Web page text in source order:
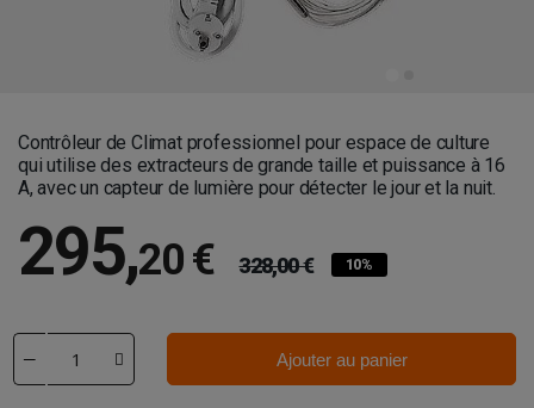
Contrôleur de Climat professionnel pour espace de culture
qui utilise des extracteurs de grande taille et puissance à 16
A, avec un capteur de lumière pour détecter le jour et la nuit.
295,20 € 328,00 € 10%
Ajouter au panier